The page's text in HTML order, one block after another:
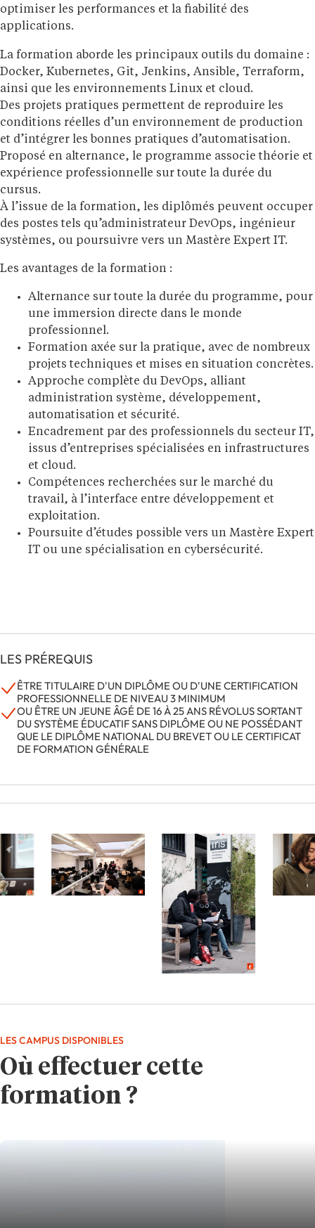
optimiser les performances et la fiabilité des
applications.
La formation aborde les principaux outils du domaine :
Docker, Kubernetes, Git, Jenkins, Ansible, Terraform,
ainsi que les environnements Linux et cloud.
Des projets pratiques permettent de reproduire les
conditions réelles d’un environnement de production
et d’intégrer les bonnes pratiques d’automatisation.
Proposé en alternance, le programme associe théorie et
expérience professionnelle sur toute la durée du
cursus.
À l’issue de la formation, les diplômés peuvent occuper
des postes tels qu’administrateur DevOps, ingénieur
systèmes, ou poursuivre vers un Mastère Expert IT.
Les avantages de la formation :
Alternance sur toute la durée du programme, pour
une immersion directe dans le monde
professionnel.
Formation axée sur la pratique, avec de nombreux
projets techniques et mises en situation concrètes.
Approche complète du DevOps, alliant
administration système, développement,
automatisation et sécurité.
Encadrement par des professionnels du secteur IT,
issus d’entreprises spécialisées en infrastructures
et cloud.
Compétences recherchées sur le marché du
travail, à l’interface entre développement et
exploitation.
Poursuite d’études possible vers un Mastère Expert
IT ou une spécialisation en cybersécurité.
LES PRÉREQUIS
ÊTRE TITULAIRE D'UN DIPLÔME OU D'UNE CERTIFICATION
PROFESSIONNELLE DE NIVEAU 3 MINIMUM
OU ÊTRE UN JEUNE ÂGÉ DE 16 À 25 ANS RÉVOLUS SORTANT
DU SYSTÈME ÉDUCATIF SANS DIPLÔME OU NE POSSÉDANT
QUE LE DIPLÔME NATIONAL DU BREVET OU LE CERTIFICAT
DE FORMATION GÉNÉRALE
Où effectuer cette
formation ?
LES CAMPUS DISPONIBLES